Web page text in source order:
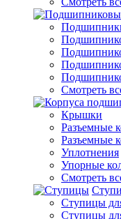
Смотреть
Крышки
Разъемные
Разъемные
Уплотнения
Упорные
Смотреть
Ступицы
Ступицы